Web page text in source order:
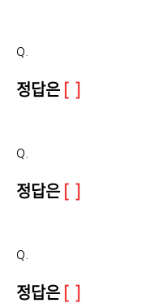
Q.
정답은 [ ]
Q.
정답은 [ ]
Q.
정답은 [ ]